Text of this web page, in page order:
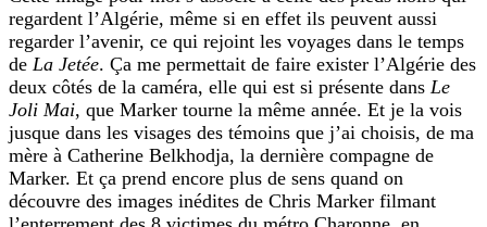
regardent l’Algérie, même si en effet ils peuvent aussi
regarder l’avenir, ce qui rejoint les voyages dans le temps
de La Jetée. Ça me permettait de faire exister l’Algérie des
deux côtés de la caméra, elle qui est si présente dans Le
Joli Mai, que Marker tourne la même année. Et je la vois
jusque dans les visages des témoins que j’ai choisis, de ma
mère à Catherine Belkhodja, la dernière compagne de
Marker. Et ça prend encore plus de sens quand on
découvre des images inédites de Chris Marker filmant